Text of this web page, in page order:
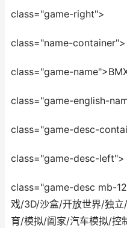
class="game-right">
class="name-container">
class="game-
class="game-english-
class="game-desc-
class="game-desc-left">
class="game-desc mb-
戏/3D/沙盒/开放世界/独
育/模拟/阖家/汽车模拟/控